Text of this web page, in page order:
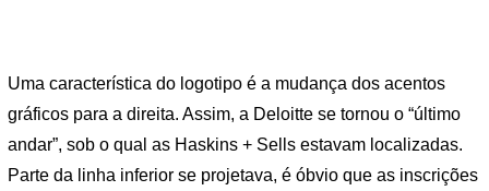
Uma característica do logotipo é a mudança dos acentos
gráficos para a direita. Assim, a Deloitte se tornou o “último
andar”, sob o qual as Haskins + Sells estavam localizadas.
Parte da linha inferior se projetava, é óbvio que as inscrições